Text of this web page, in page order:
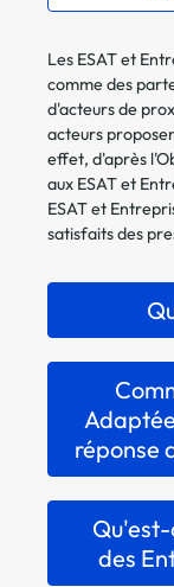
Les ESAT et
comme des
d'acteurs de
acteurs
effet, d'après
aux ESAT et
ESAT et
satisfaits des
réponse
Qu'est-
des